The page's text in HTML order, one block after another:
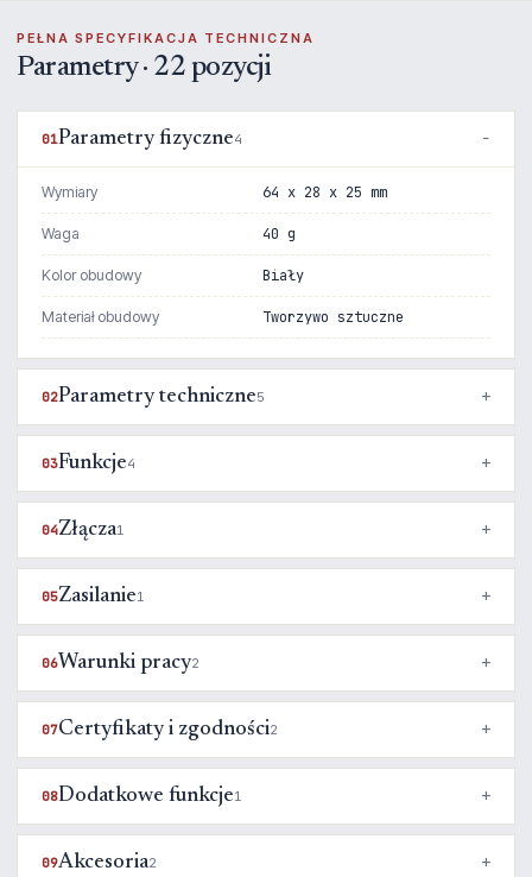
PEŁNA SPECYFIKACJA TECHNICZNA
Parametry · 22 pozycji
01Parametry fizyczne4
Wymiary 64 x 28 x 25 mm
Waga 40 g
Kolor obudowy Biały
Materiał obudowy Tworzywo sztuczne
02Parametry techniczne5
03Funkcje4
04Złącza1
05Zasilanie1
06Warunki pracy2
07Certyfikaty i zgodności2
08Dodatkowe funkcje1
09Akcesoria2